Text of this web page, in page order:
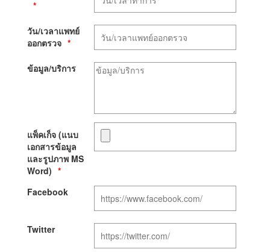
วัน/เวลาแพทย์
ออกตรวจ
ข้อมูล/บริการ
แพ็คเก็จ (แนบ
เอกสารข้อมูล
และรูปภาพ MS
Word)
Facebook
Twitter